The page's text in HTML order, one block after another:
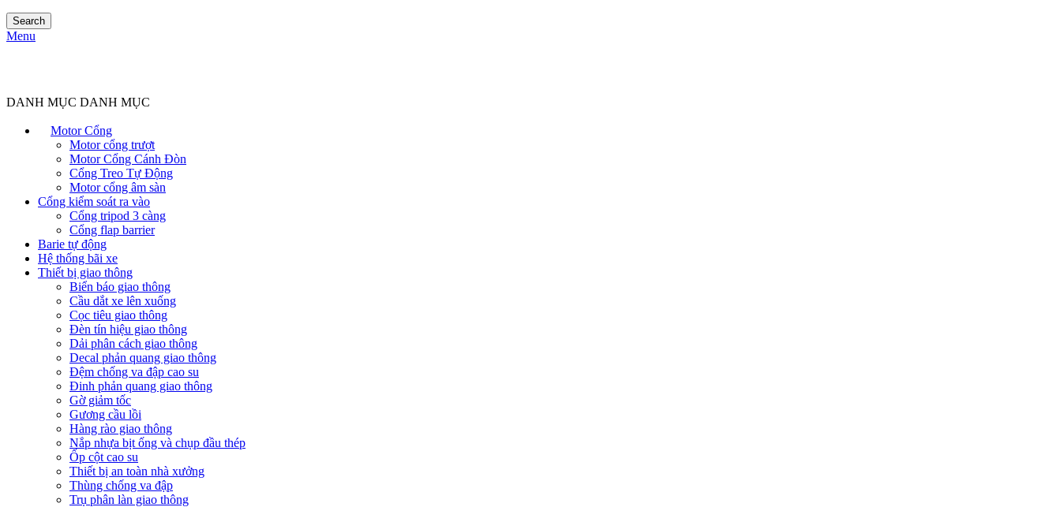
Search
Menu
DANH MỤC DANH MỤC
Motor Cổng
Motor cổng trượt
Motor Cổng Cánh Đòn
Cổng Treo Tự Động
Motor cổng âm sàn
Cổng kiểm soát ra vào
Cổng tripod 3 càng
Cổng flap barrier
Barie tự động
Hệ thống bãi xe
Thiết bị giao thông
Biển báo giao thông
Cầu dắt xe lên xuống
Cọc tiêu giao thông
Đèn tín hiệu giao thông
Dải phân cách giao thông
Decal phản quang giao thông
Đệm chống va đập cao su
Đinh phản quang giao thông
Gờ giảm tốc
Gương cầu lồi
Hàng rào giao thông
Nắp nhựa bịt ống và chụp đầu thép
Ốp cột cao su
Thiết bị an toàn nhà xưởng
Thùng chống va đập
Trụ phân làn giao thông